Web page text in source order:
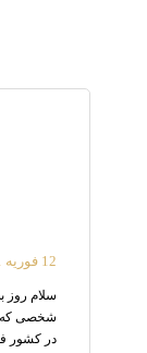
12 فوریه 2021
سلام روز
شخصی که
در کشور